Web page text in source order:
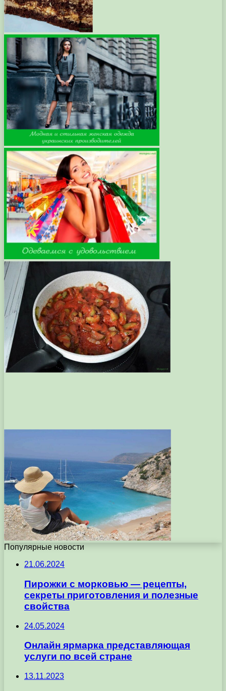
Популярные новости
21.06.2024
Пирожки с морковью — рецепты,
секреты приготовления и полезные
свойства
24.05.2024
Онлайн ярмарка представляющая
услуги по всей стране
13.11.2023